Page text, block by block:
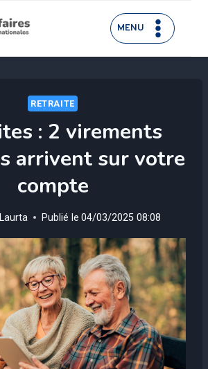
MENU
RETRAITE
: 2 virements
arrivent sur votre
compte
Publié le 04/03/2025 08:08